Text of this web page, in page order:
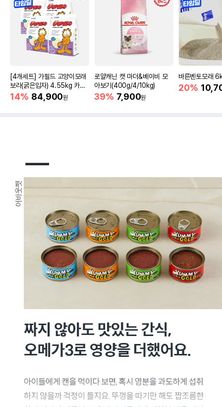
[4개세트] 가필드 고양이모래
보라(굵은입자) 4.55kg 카사
바모래
14% 84,900원
로얄캐닌 캣 마더&베이비 모
아보기(400g/4/10kg)
39% 7,900원
바른벤토모래
20%